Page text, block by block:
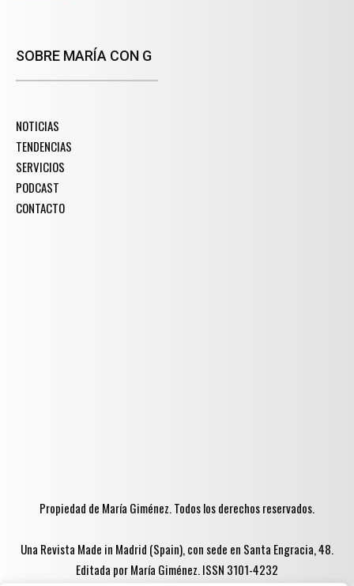
SOBRE MARÍA CON G
NOTICIAS
TENDENCIAS
SERVICIOS
PODCAST
CONTACTO
Propiedad de María Giménez. Todos los derechos reservados.
Una Revista Made in Madrid (Spain), con sede en Santa Engracia, 48.
Editada por María Giménez. ISSN 3101-4232